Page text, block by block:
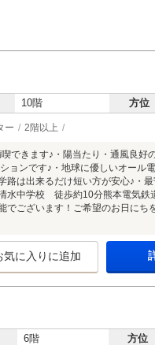
10階 方位
ー 2階以上
できます♪・陽当たり・通風良好
ョンです♪・地球に優しいオール
は出来るだけ短い方が安心♪・
水中学校 徒歩約10分熊本電気
ございます！ご希望のお日にち
気に入りに追加
6階 方位